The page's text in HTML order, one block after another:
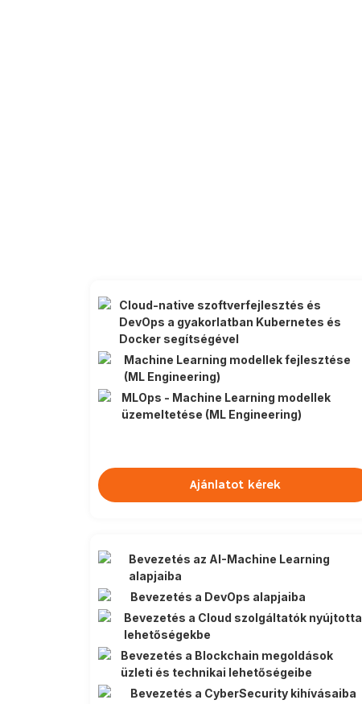
Cloud-native szoftverfejlesztés és
DevOps a gyakorlatban Kubernetes és
Docker segítségével
Machine Learning modellek fejlesztése
(ML Engineering)
MLOps - Machine Learning modellek
üzemeltetése (ML Engineering)
Ajánlatot kérek
Bevezetés az AI-Machine Learning
alapjaiba
Bevezetés a DevOps alapjaiba
Bevezetés a Cloud szolgáltatók nyújtotta
lehetőségekbe
Bevezetés a Blockchain megoldások
üzleti és technikai lehetőségeibe
Bevezetés a CyberSecurity kihívásaiba